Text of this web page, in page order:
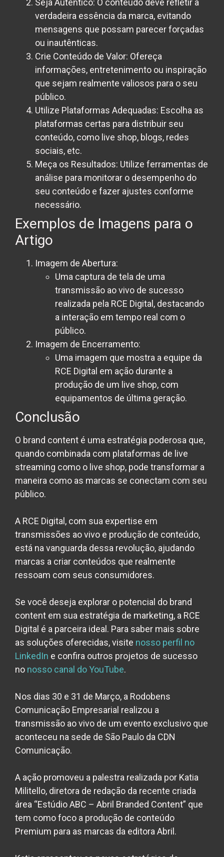
Seja Autêntico: O conteúdo deve refletir a
verdadeira essência da marca, evitando
mensagens que possam parecer forçadas
ou inautênticas.
Crie Conteúdo de Valor: Ofereça
informações, entretenimento ou inspiração
que sejam realmente valiosos para o seu
público.
Utilize Plataformas Adequadas: Escolha as
plataformas certas para distribuir seu
conteúdo, como live shop, blogs, redes
sociais, etc.
Meça os Resultados: Utilize ferramentas de
análise para monitorar o desempenho do
seu conteúdo e fazer ajustes conforme
necessário.
Exemplos de Imagens para o
Artigo
Imagem de Abertura:
Uma captura de tela de uma
transmissão ao vivo de sucesso
realizada pela RCE Digital, destacando
a interação em tempo real com o
público.
Imagem de Encerramento:
Uma imagem que mostra a equipe da
RCE Digital em ação durante a
produção de um live shop, com
equipamentos de última geração.
Conclusão
O brand content é uma estratégia poderosa que,
quando combinada com plataformas de live
streaming como o live shop, pode transformar a
maneira como as marcas se conectam com seu
público.
A RCE Digital, com sua expertise em
transmissões ao vivo e produção de conteúdo,
está na vanguarda dessa revolução, ajudando
marcas a criar conteúdos que realmente
ressoam com seus consumidores.
Se você deseja explorar o potencial do brand
content em sua estratégia de marketing, a RCE
Digital é a parceira ideal. Para saber mais sobre
as soluções oferecidas, visite nosso perfil no
LinkedIn e confira outros projetos de sucesso
no nosso canal do YouTube.
Nos dias 30 e 31 de Março, a Rodobens
Comunicação Empresarial realizou a
transmissão ao vivo de um evento exclusivo que
aconteceu na sede de São Paulo da CDN
Comunicação.
A ação promoveu a palestra realizada por Katia
Militello, diretora de redação da recente criada
área “Estúdio ABC – Abril Branded Content” que
tem como foco a produção de conteúdo
Premium para as marcas da editora Abril.